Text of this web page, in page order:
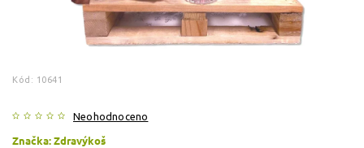
Kód: 10641
Neohodnoceno
Značka:Zdravýkoš